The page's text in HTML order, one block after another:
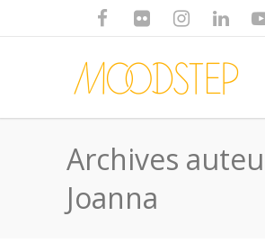
Archives
Joanna